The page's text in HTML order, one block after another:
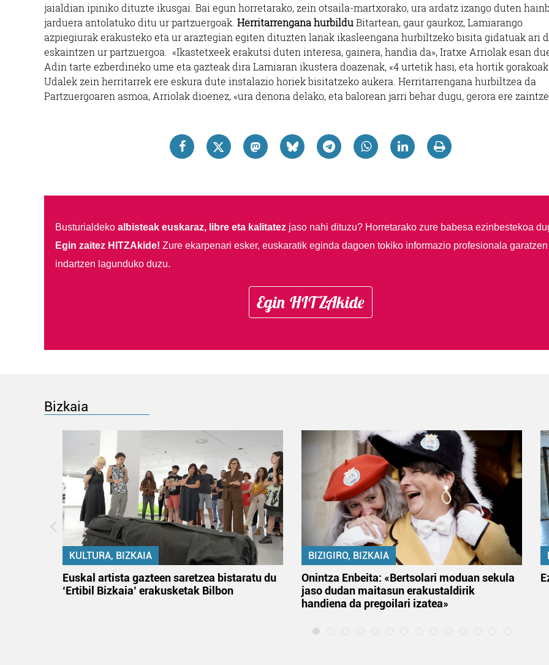
jaialdian ipiniko dituzte ikusgai. Bai egun horretarako, zein otsaila-martxorako, ura ardatz izango duten
jarduera antolatuko ditu ur partzuergoak. Herritarrengana hurbilduBitartean, gaur gaurkoz, Lamiarango
azpiegiurak erakusteko eta ur araztegian egiten dituzten lanak ikasleengana hurbiltzeko bisita gidatuak ari
eskaintzen ur partzuergoa. «Ikastetxeek erakutsi duten interesa, gainera, handia da», Iratxe Arriolak esan
Adin tarte ezberdineko ume eta gazteak dira Lamiaran ikustera doazenak, «4 urtetik hasi, eta hortik
Udalek zein herritarrek ere eskura dute instalazio horiek bisitatzeko aukera. Herritarrengana hurbiltzea da
Partzuergoaren asmoa, Arriolak dioenez, «ura denona delako, eta balorean jarri behar dugu, gerora ere
Busturialdeko albisteak euskaraz, libre eta kalitatezjaso nahi dituzu? Horretarako zure babesa ezinbestekoa
Egin zaitez HITZAkide! Zure ekarpenari esker, euskaratik eginda dagoen tokiko informazio profesionala garatzen
indartzen lagunduko duzu.
Egin HITZAkide
Bizkaia
KULTURA, BIZKAIA
Euskal artista gazteen saretzea bistaratu du
‘Ertibil Bizkaia’ erakusketak Bilbon
BIZIGIRO, BIZKAIA
Onintza Enbeita: «Bertsolari moduan sekula
jaso dudan maitasun erakustaldirik
handiena da pregoilari izatea»